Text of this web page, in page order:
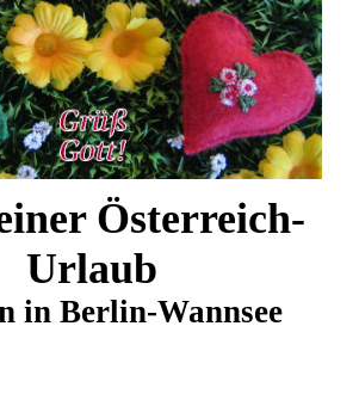
Österreich-
Urlaub
in Berlin-Wannsee